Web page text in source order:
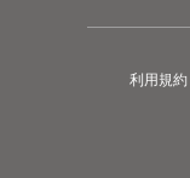
利用規約